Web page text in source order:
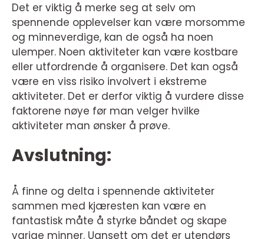
Det er viktig å merke seg at selv om
spennende opplevelser kan være morsomme
og minneverdige, kan de også ha noen
ulemper. Noen aktiviteter kan være kostbare
eller utfordrende å organisere. Det kan også
være en viss risiko involvert i ekstreme
aktiviteter. Det er derfor viktig å vurdere disse
faktorene nøye før man velger hvilke
aktiviteter man ønsker å prøve.
Avslutning:
Å finne og delta i spennende aktiviteter
sammen med kjæresten kan være en
fantastisk måte å styrke båndet og skape
varige minner. Uansett om det er utendørs